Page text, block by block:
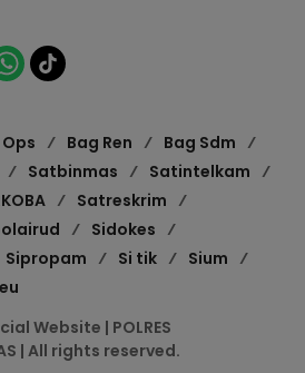
Bag Ren
Bag Sdm
Satbinmas
Satintelkam
Satreskrim
Sidokes
Sipropam Si tik
Sium
Website | POLRES
| All rights reserved.